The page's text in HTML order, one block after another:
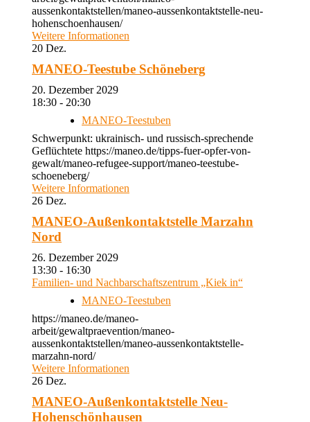
aussenkontaktstellen/maneo-aussenkontaktstelle-neu-
hohenschoenhausen/
Weitere Informationen
20 Dez.
MANEO-Teestube Schöneberg
20. Dezember 2029
18:30 - 20:30
MANEO-Teestuben
Schwerpunkt: ukrainisch- und russisch-sprechende
Geflüchtete https://maneo.de/tipps-fuer-opfer-von-
gewalt/maneo-refugee-support/maneo-teestube-
schoeneberg/
Weitere Informationen
26 Dez.
MANEO-Außenkontaktstelle Marzahn
Nord
26. Dezember 2029
13:30 - 16:30
Familien- und Nachbarschaftszentrum „Kiek in“
MANEO-Teestuben
https://maneo.de/maneo-
arbeit/gewaltpraevention/maneo-
aussenkontaktstellen/maneo-aussenkontaktstelle-
marzahn-nord/
Weitere Informationen
26 Dez.
MANEO-Außenkontaktstelle Neu-
Hohenschönhausen